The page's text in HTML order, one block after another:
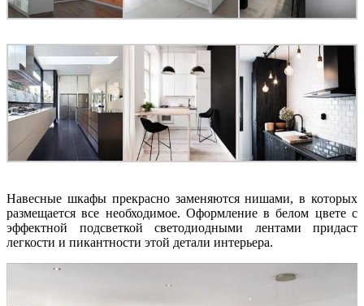
Навесные шкафы прекрасно заменяются нишами, в которых
размещается все необходимое. Оформление в белом цвете с
эффектной подсветкой светодиодными лентами придаст
легкости и пикантности этой детали интерьера.